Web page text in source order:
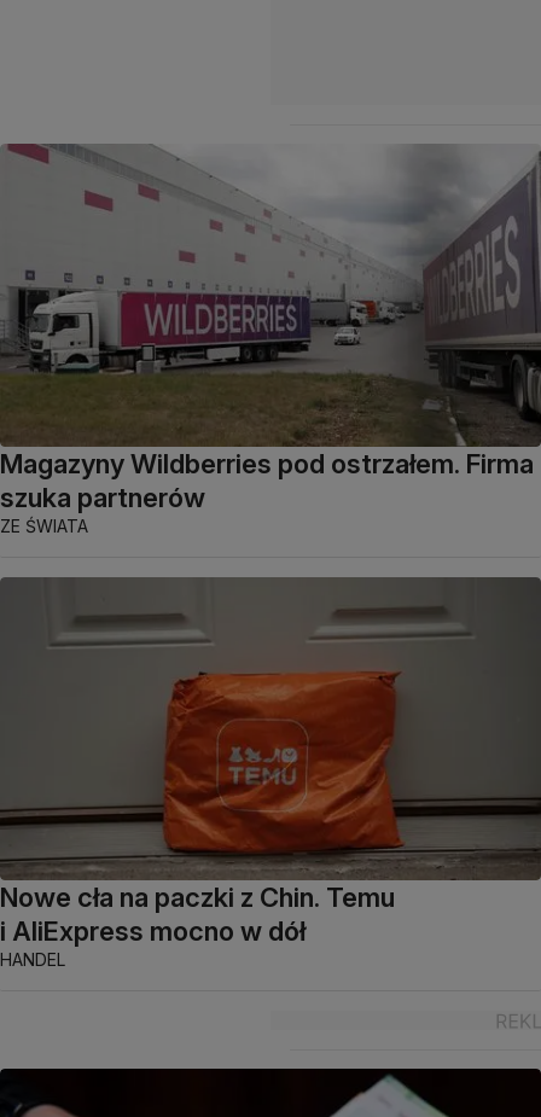
Magazyny Wildberries pod ostrzałem. Firma
szuka partnerów
ZE ŚWIATA
Nowe cła na paczki z Chin. Temu
i AliExpress mocno w dół
HANDEL